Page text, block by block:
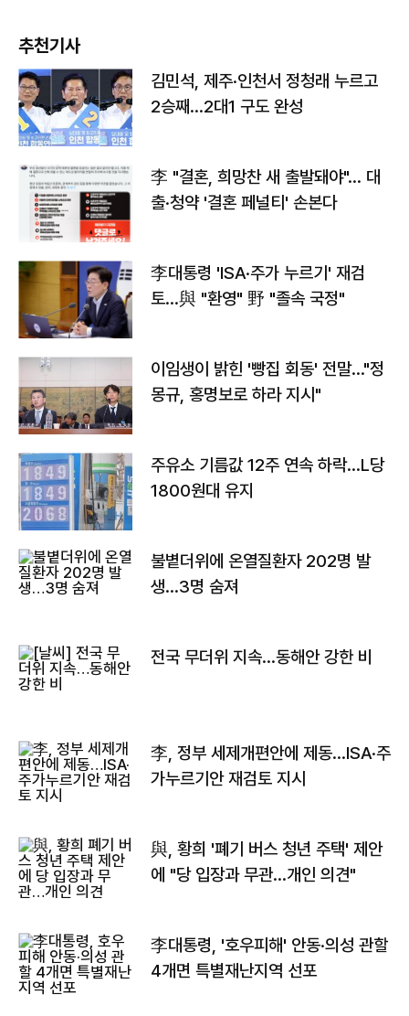
추천기사
김민석, 제주·인천서 정청래 누르고
2승째…2대1 구도 완성
李 "결혼, 희망찬 새 출발돼야"… 대
출·청약 '결혼 페널티' 손본다
李대통령 'ISA·주가 누르기' 재검
토…與 "환영" 野 "졸속 국정"
이임생이 밝힌 '빵집 회동' 전말…"정
몽규, 홍명보로 하라 지시"
주유소 기름값 12주 연속 하락…L당
1800원대 유지
불볕더위에 온열질환자 202명 발
생…3명 숨져
전국 무더위 지속…동해안 강한 비
李, 정부 세제개편안에 제동…ISA·주
가누르기안 재검토 지시
與, 황희 '폐기 버스 청년 주택' 제안
에 "당 입장과 무관…개인 의견"
李대통령, '호우피해' 안동·의성 관할
4개면 특별재난지역 선포